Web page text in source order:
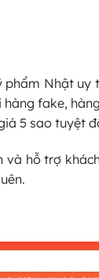
Nhật uy
fake,
5 sao tuyệt
hỗ trợ